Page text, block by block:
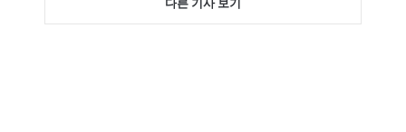
다른 기사 보기